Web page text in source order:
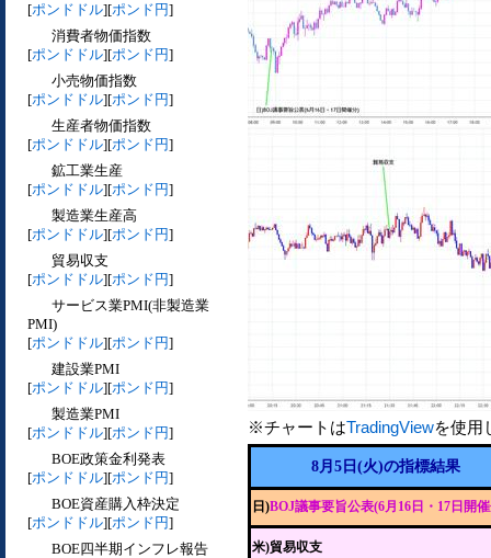
[ポンドドル][ポンド円]
消費者物価指数
[ポンドドル][ポンド円]
小売物価指数
[ポンドドル][ポンド円]
生産者物価指数
[ポンドドル][ポンド円]
鉱工業生産
[ポンドドル][ポンド円]
製造業生産高
[ポンドドル][ポンド円]
貿易収支
[ポンドドル][ポンド円]
サービス業PMI(非製造業
PMI)
[ポンドドル][ポンド円]
建設業PMI
[ポンドドル][ポンド円]
製造業PMI
[ポンドドル][ポンド円]
BOE政策金利発表
[ポンドドル][ポンド円]
BOE資産購入枠決定
[ポンドドル][ポンド円]
BOE四半期インフレ報告
※チャートはTradingViewを使用
8月5日(火)の指標結果
日)BOJ議事要旨公表(6月16日・17日開
米)貿易収支